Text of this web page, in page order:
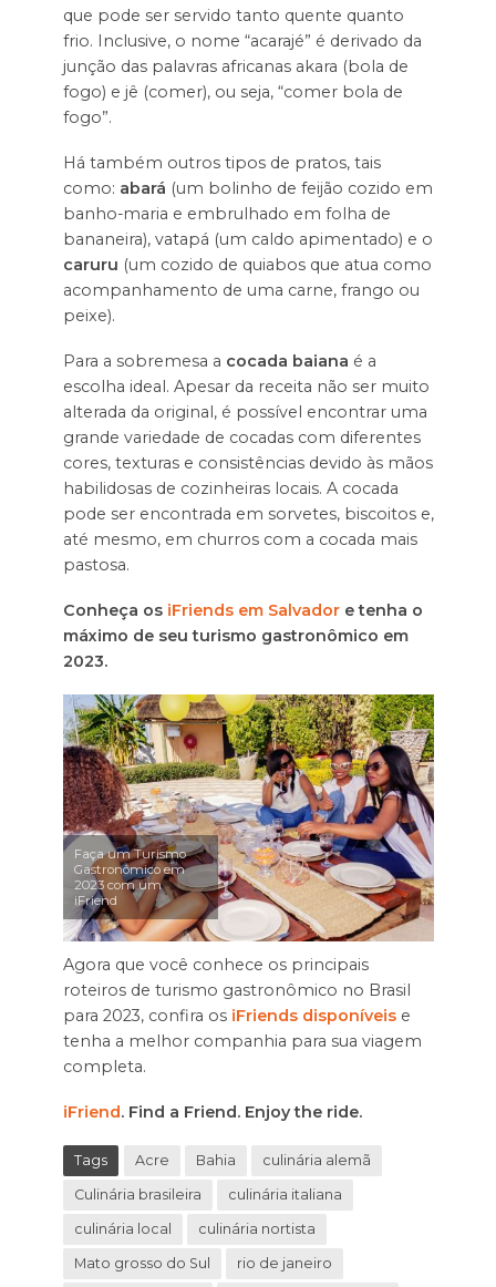
que pode ser servido tanto quente quanto
frio. Inclusive, o nome “acarajé” é derivado da
junção das palavras africanas akara (bola de
fogo) e jê (comer), ou seja, “comer bola de
fogo”.
Há também outros tipos de pratos, tais
como: abará (um bolinho de feijão cozido em
banho-maria e embrulhado em folha de
bananeira), vatapá (um caldo apimentado) e o
caruru (um cozido de quiabos que atua como
acompanhamento de uma carne, frango ou
peixe).
Para a sobremesa a cocada baiana é a
escolha ideal. Apesar da receita não ser muito
alterada da original, é possível encontrar uma
grande variedade de cocadas com diferentes
cores, texturas e consistências devido às mãos
habilidosas de cozinheiras locais. A cocada
pode ser encontrada em sorvetes, biscoitos e,
até mesmo, em churros com a cocada mais
pastosa.
Conheça os iFriends em Salvadore tenha o
máximo de seu turismo gastronômico em
2023.
Faça um Turismo
Gastronômico em
2023 com um
iFriend
Agora que você conhece os principais
roteiros de turismo gastronômico no Brasil
para 2023, confira os iFriends disponíveise
tenha a melhor companhia para sua viagem
completa.
iFriend. Find a Friend. Enjoy the ride.
Tags Acre Bahia culinária alemã
Culinária brasileira culinária italiana
culinária local culinária nortista
Mato grosso do Sul rio de janeiro